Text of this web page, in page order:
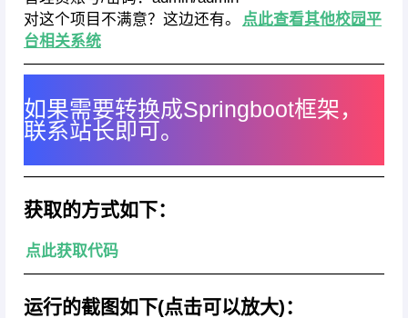
对这个项目不满意？这边还有。
点此查看其他校园平
台相关系统
如果需要转换成Springboot框架，
联系站长即可。
获取的方式如下：
点此获取代码
运行的截图如下(点击可以放大)：